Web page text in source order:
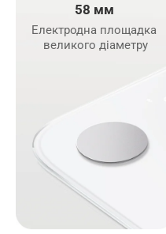
58 мм
Електродна площадка
великого діаметру